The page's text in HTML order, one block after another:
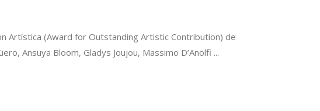
Artística (Award for Outstanding Artistic Contribution) de
Ansuya Bloom, Gladys Joujou, Massimo D’Anolfi